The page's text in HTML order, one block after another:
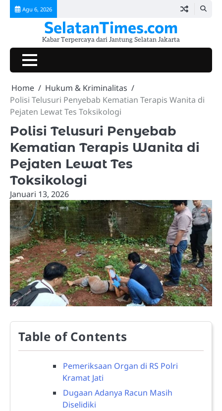
Skip
Agu 6, 2026
SelatanTimes.com
Kabar Terpercaya dari Jantung Selatan Jakarta
Selatan
Today
&
Kriminalitas
Lintas&
UMKM
&
&
&
Berprestasi
&
Home
Hukum & Kriminalitas
Polisi Telusuri Penyebab Kematian Terapis Wanita di
Pejaten Lewat Tes Toksikologi
Polisi Telusuri Penyebab
Kematian Terapis Wanita di
Pejaten Lewat Tes
Toksikologi
Januari 13, 2026
Table of Contents
Pemeriksaan Organ di RS Polri
Kramat Jati
Dugaan Adanya Racun Masih
Diselidiki